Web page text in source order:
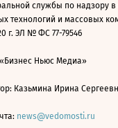
службы по надзору в
технологий и массовых
г. ЭЛ № ФС 77-79546
Ньюс Медиа»
Казьмина Ирина
news@vedomosti.ru